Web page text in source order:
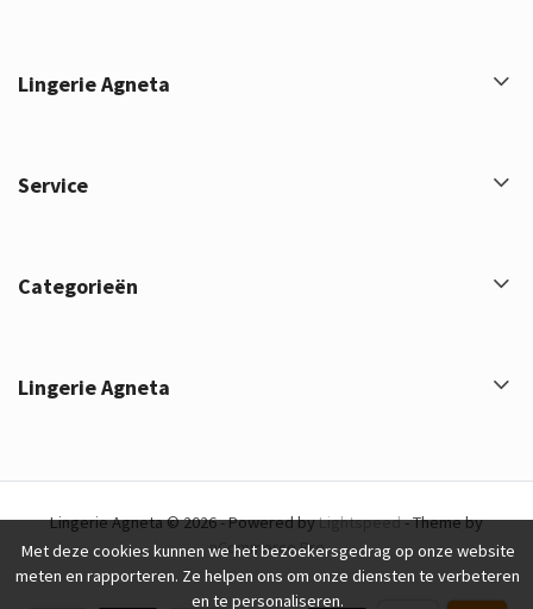
Lingerie Agneta
Service
Categorieën
Lingerie Agneta
Lingerie Agneta © 2026 - Powered byLightspeed- Theme by
eCommerce Pro
Met deze cookies kunnen we het bezoekersgedrag op onze website
meten en rapporteren. Ze helpen ons om onze diensten te verbeteren
en te personaliseren.